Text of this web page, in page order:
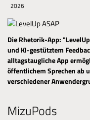
2026
Die Rhetorik-App:
und KI-gestütztem
alltagstaugliche App
öffentlichem Sprechen ab
verschiedener
MizuPods